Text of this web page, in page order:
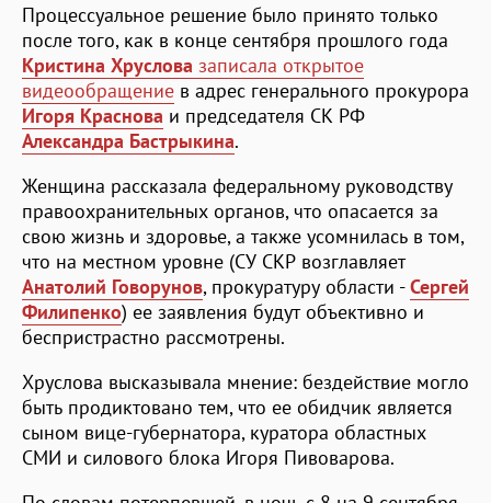
Процессуальное решение было принято только
после того, как в конце сентября прошлого года
Кристина Хруслова записала открытое
видеообращение в адрес генерального прокурора
Игоря Краснова и председателя СК РФ
Александра Бастрыкина.
Женщина рассказала федеральному руководству
правоохранительных органов, что опасается за
свою жизнь и здоровье, а также усомнилась в том,
что на местном уровне (СУ СКР возглавляет
Анатолий Говорунов, прокуратуру области -Сергей
Филипенко) ее заявления будут объективно и
беспристрастно рассмотрены.
Хруслова высказывала мнение: бездействие могло
быть продиктовано тем, что ее обидчик является
сыном вице-губернатора, куратора областных
СМИ и силового блока Игоря Пивоварова.